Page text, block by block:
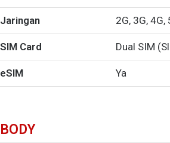
Jaringan 2G, 3G, 4G,
SIM Card Dual SIM
eSIM Ya
BODY